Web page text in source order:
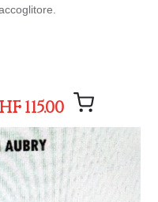
115.00